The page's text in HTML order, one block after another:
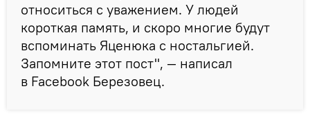
относиться с уважением. У людей
короткая память, и скоро многие будут
вспоминать Яценюка с ностальгией.
Запомните этот пост", — написал
в Facebook Березовец.